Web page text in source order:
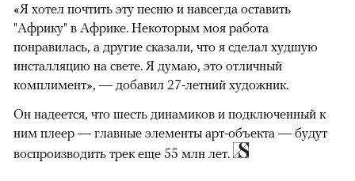
«Я хотел почтить эту песню и навсегда оставить
"Африку" в Африке. Некоторым моя работа
понравилась, а другие сказали, что я сделал худшую
инсталляцию на свете. Я думаю, это отличный
комплимент», — добавил 27-летний художник.
Он надеется, что шесть динамиков и подключенный к
ним плеер — главные элементы арт-объекта — будут
воспроизводить трек еще 55 млн лет.